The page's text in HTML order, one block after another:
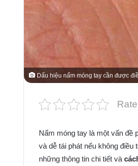
Dấu hiệu nấm móng tay cần được
Nấm móng tay là một vấn đề
và dễ tái phát nếu không
những thông tin chi tiết và